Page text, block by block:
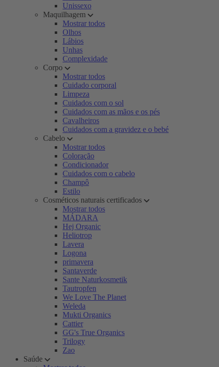
Unissexo
Maquilhagem
Mostrar todos
Olhos
Lábios
Unhas
Complexidade
Corpo
Mostrar todos
Cuidado corporal
Limpeza
Cuidados com o sol
Cuidados com as mãos e os pés
Cavalheiros
Cuidados com a gravidez e o bebé
Cabelo
Mostrar todos
Coloração
Condicionador
Cuidados com o cabelo
Champô
Estilo
Cosméticos naturais certificados
Mostrar todos
MÁDARA
Hej Organic
Heliotrop
Lavera
Logona
primavera
Santaverde
Sante Naturkosmetik
Tautropfen
We Love The Planet
Weleda
Mukti Organics
Cattier
GG's True Organics
Trilogy
Zao
Saúde